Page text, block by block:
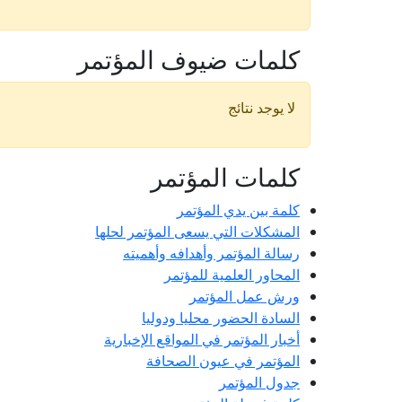
كلمات ضيوف المؤتمر
لا يوجد نتائج
كلمات المؤتمر
كلمة بين يدي المؤتمر
المشكلات التي يسعى المؤتمر لحلها
رسالة المؤتمر وأهدافه وأهميته
المحاور العلمية للمؤتمر
ورش عمل المؤتمر
السادة الحضور محليا ودوليا
أخبار المؤتمر في المواقع الإخبارية
المؤتمر في عيون الصحافة
جدول المؤتمر